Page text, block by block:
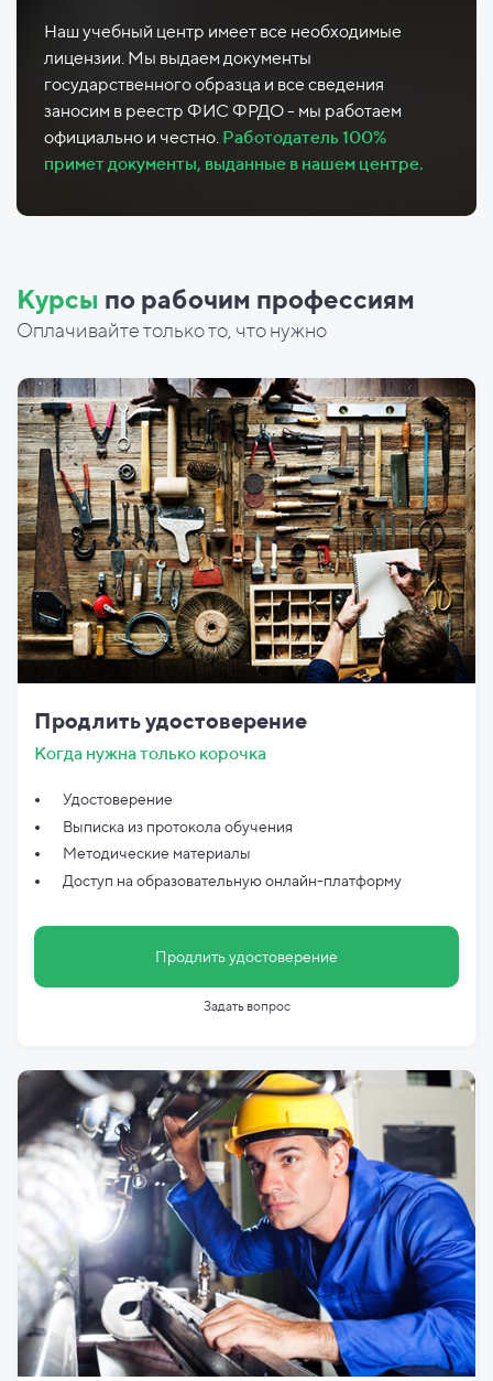
Наш учебный центр имеет все необходимые
лицензии. Мы выдаем документы
государственного образца и все сведения
заносим в реестр ФИС ФРДО - мы работаем
официально и честно. Работодатель 100%
примет документы, выданные в нашем центре.
Курсы по рабочим профессиям
Оплачивайте только то, что нужно
Продлить удостоверение
Когда нужна только корочка
Удостоверение
Выписка из протокола обучения
Методические материалы
Доступ на образовательную онлайн-платформу
Продлить удостоверение
Задать вопрос